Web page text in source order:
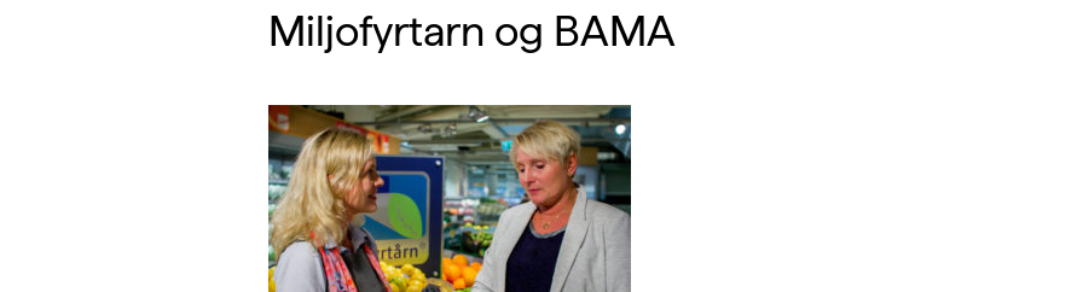
Miljofyrtarn og BAMA